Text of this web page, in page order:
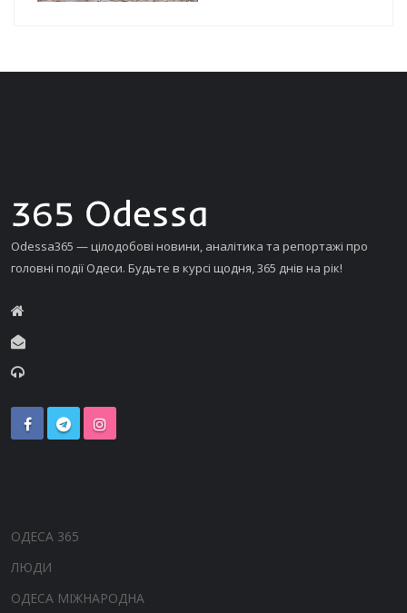
Odessa365 — цілодобові новини, аналітика та репортажі про
головні події Одеси. Будьте в курсі щодня, 365 днів на рік!
ОДЕСА 365
ЛЮДИ
ОДЕСА МІЖНАРОДНА